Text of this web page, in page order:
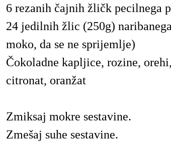
6 rezanih čajnih žličk pecilnega
24 jedilnih žlic (250g)
moko, da se ne sprijemlje)
Čokoladne kapljice, rozine,
citronat, oranžat
Zmiksaj mokre sestavine.
Zmešaj suhe sestavine.